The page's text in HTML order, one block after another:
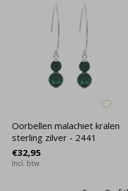
Oorbellen malachiet kralen
sterling zilver - 2441
€32,95
Incl. btw